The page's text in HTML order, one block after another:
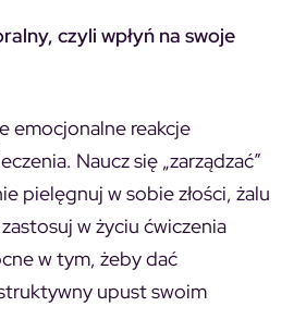
czyli wpłyń na swoje
emocjonalne reakcje
Naucz się „zarządzać”
pielęgnuj w sobie złości, żalu
w życiu ćwiczenia
w tym, żeby dać
upust swoim